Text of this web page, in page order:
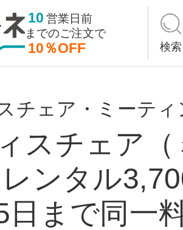
10 営業日前
までのご注文で
10％OFF 検索
チェア・ミーテ
スチェア
ンタル
日まで同一